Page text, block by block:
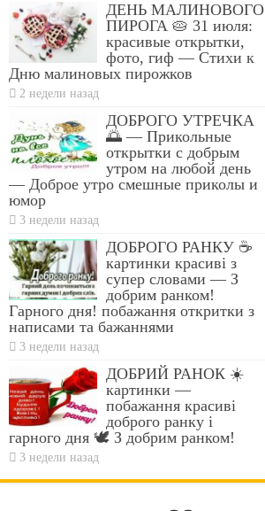
ДЕНЬ МАЛИНОВОГО
ПИРОГА 🥧 31 июля:
красивые открытки,
фото, гиф — Стихи к
Дню малиновых пирожков
2 недели назад
ДОБРОГО УТРЕЧКА
🌅 — Прикольные
открытки с добрым
утром на любой день
— Доброе утро смешные приколы и
юмор
3 недели назад
ДОБРОГО РАНКУ ☕
картинки красиві з
супер словами — З
добрим ранком!
Гарного дня! побажання откритки з
написами та бажаннями
3 недели назад
ДОБРИЙ РАНОК ☀️
картинки —
побажання красиві
доброго ранку і
гарного дня 🕊️ З добрим ранком!
3 недели назад